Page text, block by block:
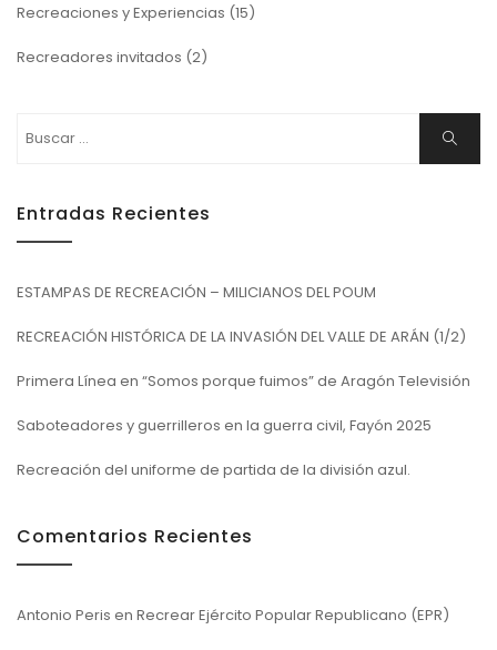
Recreaciones y Experiencias (15)
Recreadores invitados (2)
Buscar: Buscar
Entradas Recientes
ESTAMPAS DE RECREACIÓN – MILICIANOS DEL POUM
RECREACIÓN HISTÓRICA DE LA INVASIÓN DEL VALLE DE ARÁN (1/2)
Primera Línea en “Somos porque fuimos” de Aragón Televisión
Saboteadores y guerrilleros en la guerra civil, Fayón 2025
Recreación del uniforme de partida de la división azul.
Comentarios Recientes
Antonio Peris en Recrear Ejército Popular Republicano (EPR)